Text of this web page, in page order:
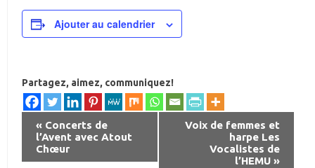
Ajouter au calendrier
Partagez, aimez, communiquez!
a
« Concerts de
l’Avent avec Atout
Chœur
Voix de femmes et
harpe Les
Vocalistes de
l’HEMU »